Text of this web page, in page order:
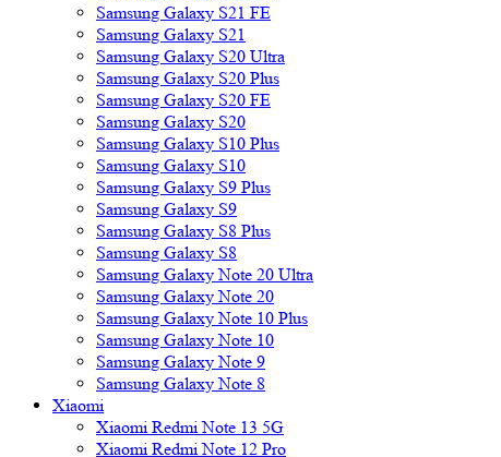
Samsung Galaxy S21 FE
Samsung Galaxy S21
Samsung Galaxy S20 Ultra
Samsung Galaxy S20 Plus
Samsung Galaxy S20 FE
Samsung Galaxy S20
Samsung Galaxy S10 Plus
Samsung Galaxy S10
Samsung Galaxy S9 Plus
Samsung Galaxy S9
Samsung Galaxy S8 Plus
Samsung Galaxy S8
Samsung Galaxy Note 20 Ultra
Samsung Galaxy Note 20
Samsung Galaxy Note 10 Plus
Samsung Galaxy Note 10
Samsung Galaxy Note 9
Samsung Galaxy Note 8
Xiaomi
Xiaomi Redmi Note 13 5G
Xiaomi Redmi Note 12 Pro